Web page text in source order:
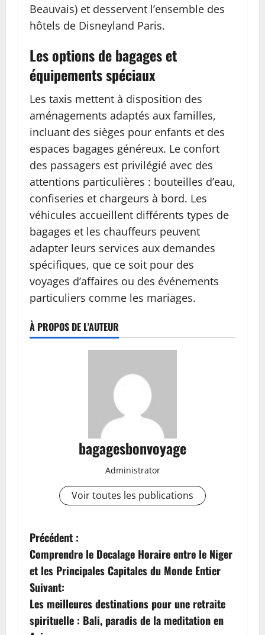
Beauvais) et desservent l’ensemble des
hôtels de Disneyland Paris.
Les options de bagages et
équipements spéciaux
Les taxis mettent à disposition des
aménagements adaptés aux familles,
incluant des sièges pour enfants et des
espaces bagages généreux. Le confort
des passagers est privilégié avec des
attentions particulières : bouteilles d’eau,
confiseries et chargeurs à bord. Les
véhicules accueillent différents types de
bagages et les chauffeurs peuvent
adapter leurs services aux demandes
spécifiques, que ce soit pour des
voyages d’affaires ou des événements
particuliers comme les mariages.
À PROPOS DE L'AUTEUR
bagagesbonvoyage
Administrator
Voir toutes les publications
N
a
v
i
Précédent :
Comprendre le Decalage Horaire entre le Niger
et les Principales Capitales du Monde Entier
Suivant:
Les meilleures destinations pour une retraite
spirituelle : Bali, paradis de la meditation en